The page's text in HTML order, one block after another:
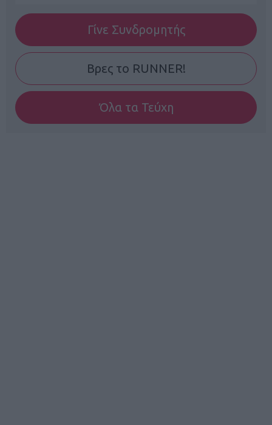
Γίνε Συνδρομητής
Βρες το RUNNER!
Όλα τα Τεύχη